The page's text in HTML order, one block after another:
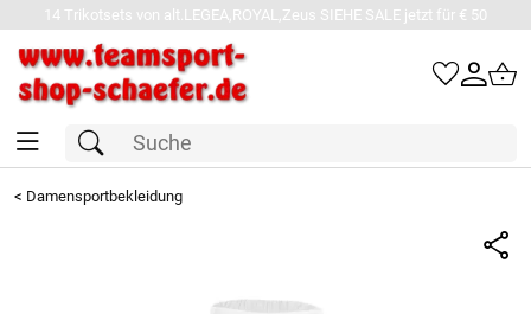
14 Trikotsets von alt.LEGEA,ROYAL,Zeus SIEHE SALE jetzt für € 50
< Damensportbekleidung